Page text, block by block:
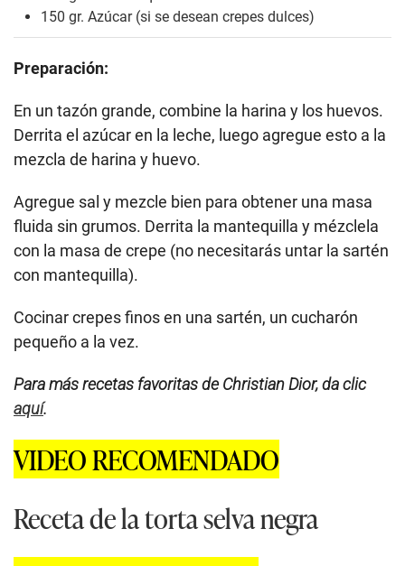
150 gr. Azúcar (si se desean crepes dulces)
Preparación:
En un tazón grande, combine la harina y los huevos.
Derrita el azúcar en la leche, luego agregue esto a la
mezcla de harina y huevo.
Agregue sal y mezcle bien para obtener una masa
fluida sin grumos. Derrita la mantequilla y mézclela
con la masa de crepe (no necesitarás untar la sartén
con mantequilla).
Cocinar crepes finos en una sartén, un cucharón
pequeño a la vez.
Para más recetas favoritas de Christian Dior, da clic
aquí.
VIDEO RECOMENDADO
Receta de la torta selva negra